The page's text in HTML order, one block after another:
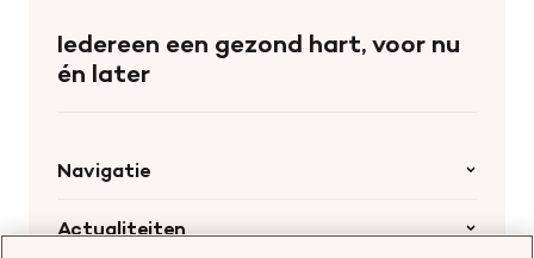
homepage
Iedereen een gezond hart, voor nu
én later
Navigatie
Actualiteiten